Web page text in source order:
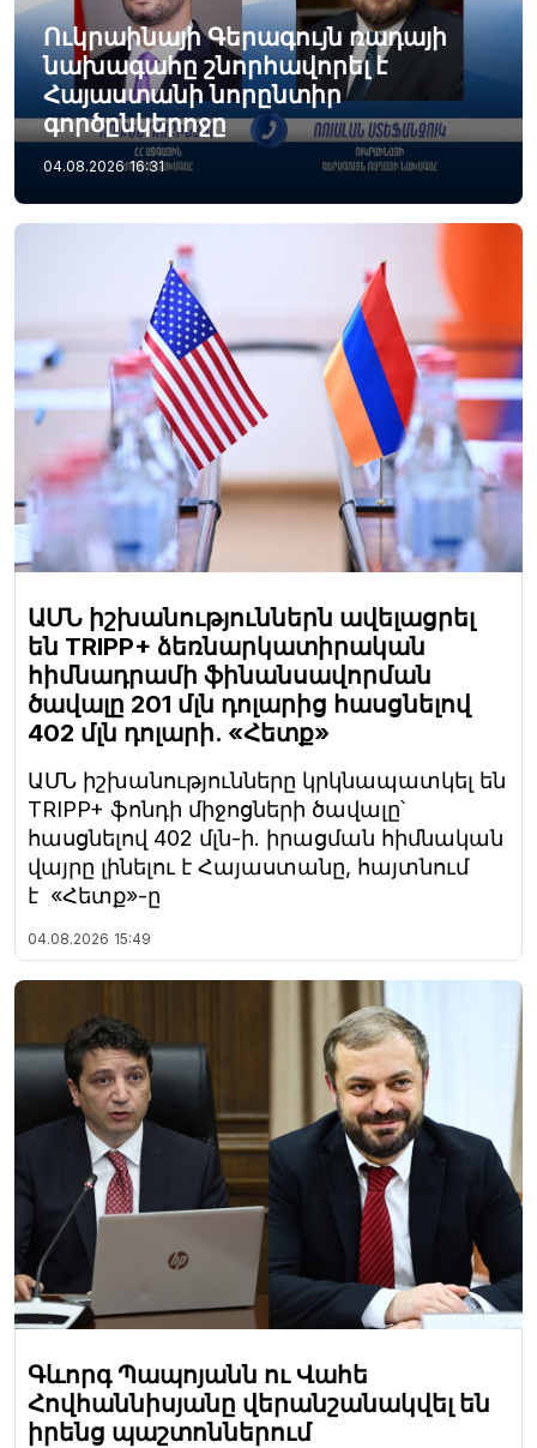
Ուկրաինայի Գերագույն ռադայի
նախագահը շնորհավորել է
Հայաստանի նորընտիր
գործընկերոջը
04.08.2026 16:31
ԱՄՆ իշխանություններն ավելացրել
են TRIPP+ ձեռնարկատիրական
հիմնադրամի ֆինանսավորման
ծավալը 201 մլն դոլարից հասցնելով
402 մլն դոլարի. «Հետք»
ԱՄՆ իշխանությունները կրկնապատկել են
TRIPP+ ֆոնդի միջոցների ծավալը՝
հասցնելով 402 մլն-ի. իրացման հիմնական
վայրը լինելու է Հայաստանը, հայտնում
է «Հետք»-ը
04.08.2026 15:49
Գևորգ Պապոյանն ու Վահե
Հովհաննիսյանը վերանշանակվել են
իրենց պաշտոններում